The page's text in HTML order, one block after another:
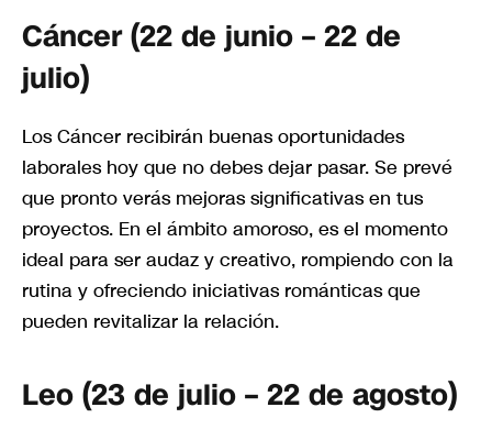
Cáncer (22 de junio – 22 de
julio)
Los Cáncer recibirán buenas oportunidades
laborales hoy que no debes dejar pasar. Se prevé
que pronto verás mejoras significativas en tus
proyectos. En el ámbito amoroso, es el momento
ideal para ser audaz y creativo, rompiendo con la
rutina y ofreciendo iniciativas románticas que
pueden revitalizar la relación.
Leo (23 de julio – 22 de agosto)